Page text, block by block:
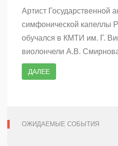
Артист Государственной
симфонической капеллы
обучался в КМТИ им. Г.
виолончели А.В.
ДАЛЕЕ
ОЖИДАЕМЫЕ СОБЫТИЯ